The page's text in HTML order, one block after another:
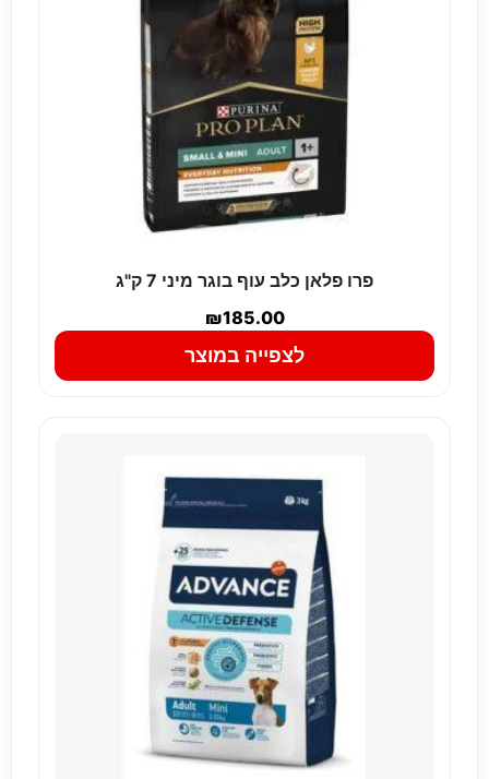
פרו פלאן כלב עוף בוגר מיני 7 ק"ג
₪185.00
לצפייה במוצר